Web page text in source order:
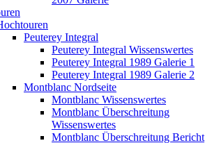
Peuterey Integral
Peuterey Integral Wissenswertes
Peuterey Integral 1989 Galerie 1
Peuterey Integral 1989 Galerie 2
Montblanc Nordseite
Montblanc Wissenswertes
Montblanc Überschreitung
Wissenswertes
Montblanc Überschreitung Bericht